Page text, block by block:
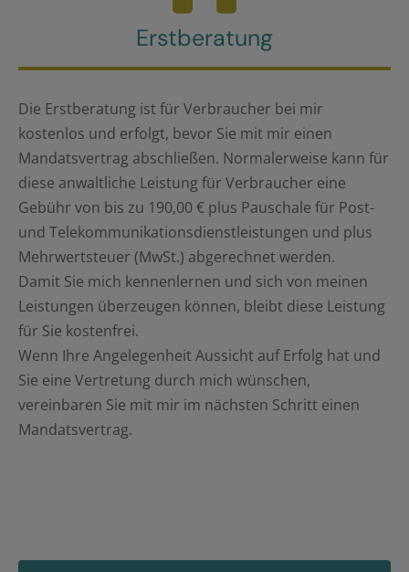
Erstberatung
Die Erstberatung ist für Verbraucher bei mir
kostenlos und erfolgt, bevor Sie mit mir einen
Mandatsvertrag abschließen. Normalerweise kann für
diese anwaltliche Leistung für Verbraucher eine
Gebühr von bis zu 190,00 € plus Pauschale für Post-
und Telekommunikationsdienstleistungen und plus
Mehrwertsteuer (MwSt.) abgerechnet werden.
Damit Sie mich kennenlernen und sich von meinen
Leistungen überzeugen können, bleibt diese Leistung
für Sie kostenfrei.
Wenn Ihre Angelegenheit Aussicht auf Erfolg hat und
Sie eine Vertretung durch mich wünschen,
vereinbaren Sie mit mir im nächsten Schritt einen
Mandatsvertrag.